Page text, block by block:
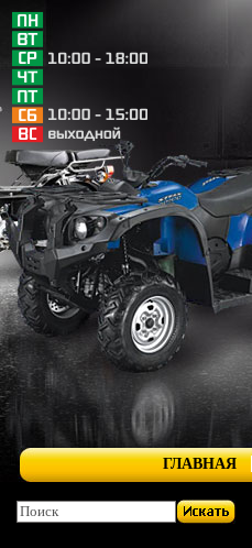
ГЛАВНАЯ